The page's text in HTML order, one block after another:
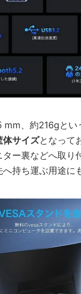
、約216gとい
体サイズとなって
ター裏などへ取り
持ち運ぶ用途に